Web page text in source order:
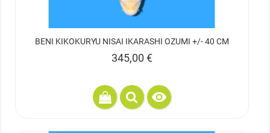
BENI KIKOKURYU NISAI IKARASHI OZUMI +/- 40 CM
Prix
345,00 €
